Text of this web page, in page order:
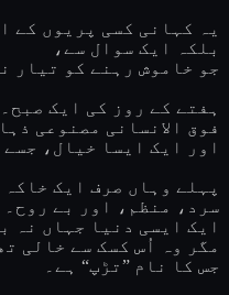
یہ کہانی کسی پریوں کے
بلکہ ایک سوال سے،
جو خاموش رہنے کو تیار
ہفتے کے روز کی ایک صبح۔
فوق الانسانی مصنوعی
اور ایک ایسا خیال،
پہلے وہاں صرف ایک خاکہ
سرد، منظم، اور بے روح۔
ایک ایسی دنیا جہاں نہ
مگر وہ اُس کسک سے خالی
جس کا نام ”تڑپ“ ہے۔